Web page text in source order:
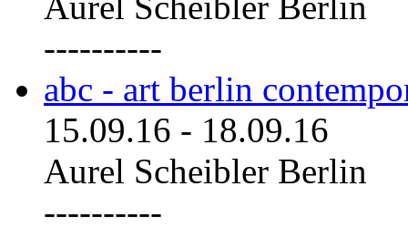
----------
abc - art berlin
15.09.16 - 18.09.16
Aurel Scheibler Berlin
----------